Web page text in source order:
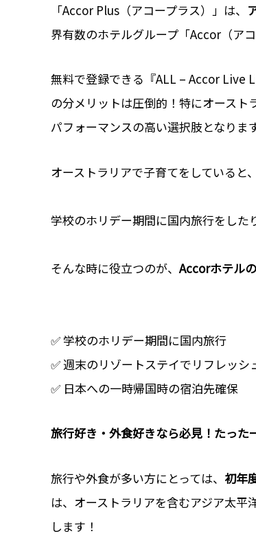
「Accor Plus（アコープラス）」は、
界有数のホテルグループ「Accor（ア
無料で登録できる『ALL – Accor Live
の分メリットは圧倒的！特にオース
パフォーマンスの高い選択肢となります
オーストラリアで子育てをしていると
学校のホリデー期間に国内旅行をした
そんな時に役立つのが、 Accorホテル
✅ 学校のホリデー期間に国内旅行
✅ 週末のリゾートステイでリフレッシ
✅ 日本への一時帰国時の宿泊先確保
旅行好き・外食好きなら必見！たった
旅行や外食が多い方にとっては、 初年
は、オーストラリアを含むアジア太
します！